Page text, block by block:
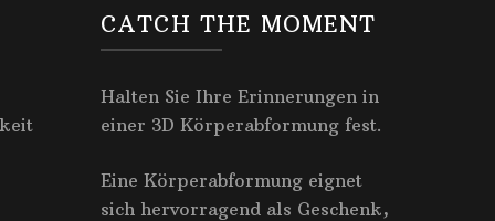
CATCH THE MOMENT
Halten Sie Ihre Erinnerungen in
einer 3D Körperabformung fest.
Eine Körperabformung eignet
sich hervorragend als Geschenk,